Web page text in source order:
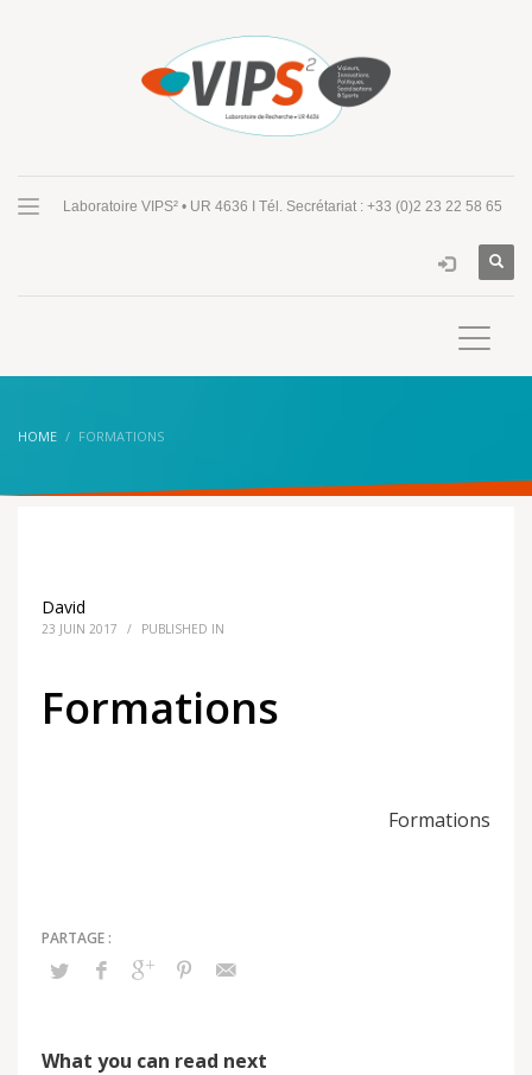
Laboratoire VIPS² • UR 4636 I Tél. Secrétariat : +33 (0)2 23 22 58 65
HOME FORMATIONS
David
23 JUIN 2017 / PUBLISHED IN
Formations
Formations
What you can read next